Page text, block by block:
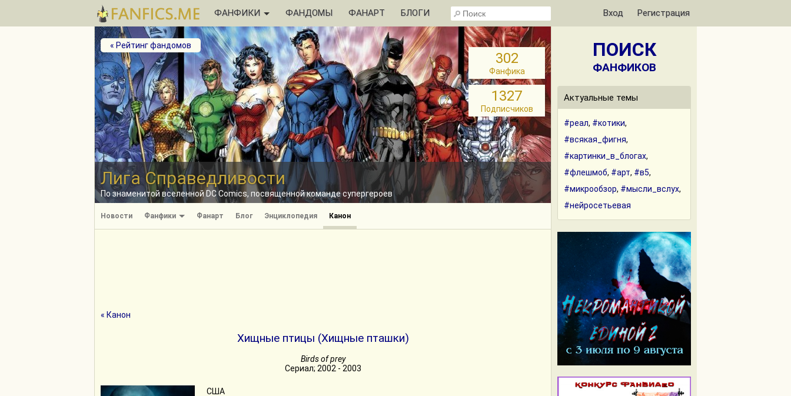
ФАНФИКИ ФАНДОМЫ ФАНАРТ БЛОГИ Вход Регистрация
Лига Справедливости
По знаменитой вселенной DC Comics, посвященной команде супергероев
« Рейтинг фандомов
302
Фанфика
1327
Подписчиков
Новости Фанфики Фанарт Блог Энциклопедия Канон
« Канон
Хищные птицы (Хищные пташки)
Birds of prey
Сериал; 2002 - 2003
США
ПОИСК
ФАНФИКОВ
Актуальные темы
#реал, #котики,
#всякая_фигня,
#картинки_в_блогах,
#флешмоб, #арт, #в5,
#микрообзор, #мысли_вслух,
#нейросетьевая